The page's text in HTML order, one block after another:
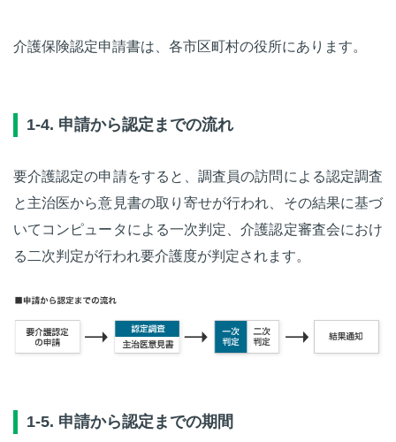
介護保険認定申請書は、各市区町村の役所にあります。
1-4. 申請から認定までの流れ
要介護認定の申請をすると、調査員の訪問による認定調査
と主治医から意見書の取り寄せが行われ、その結果に基づ
いてコンピュータによる一次判定、介護認定審査会におけ
る二次判定が行われ要介護度が判定されます。
1-5. 申請から認定までの期間